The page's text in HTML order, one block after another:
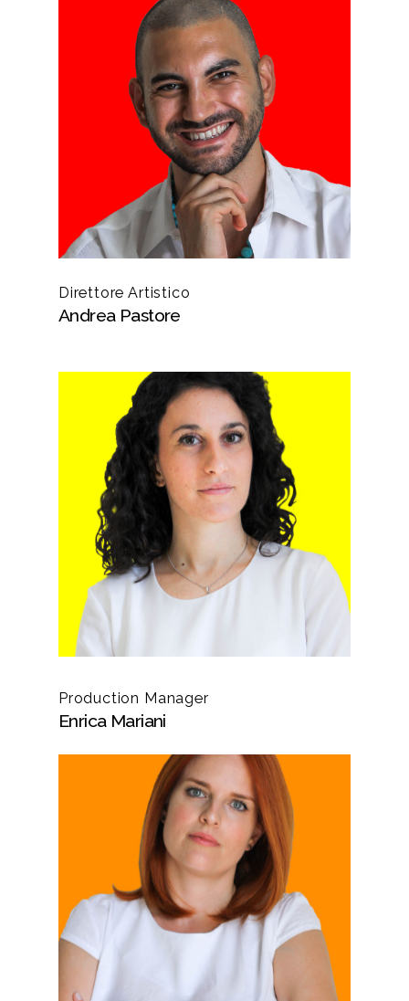
Direttore Artistico
Andrea Pastore
Production Manager
Enrica Mariani